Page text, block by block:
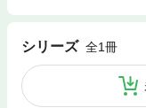
シリーズ 全1冊